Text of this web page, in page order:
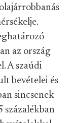
az ország
A szaúdi
bevételei és
sincsenek
százalékban